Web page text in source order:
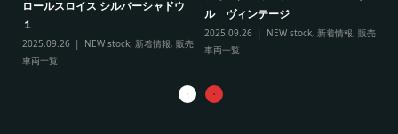
ロールスロイス シルバーシャドウ
１
2025.09.26 NEW stock, 新着情報, 販売
車両一覧
ル ヴィンテージ
2025.09.26 NEW stock, 新着情報, 販売
車両一覧